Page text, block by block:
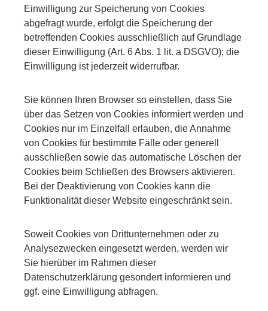
Einwilligung zur Speicherung von Cookies
abgefragt wurde, erfolgt die Speicherung der
betreffenden Cookies ausschließlich auf Grundlage
dieser Einwilligung (Art. 6 Abs. 1 lit. a DSGVO); die
Einwilligung ist jederzeit widerrufbar.
Sie können Ihren Browser so einstellen, dass Sie
über das Setzen von Cookies informiert werden und
Cookies nur im Einzelfall erlauben, die Annahme
von Cookies für bestimmte Fälle oder generell
ausschließen sowie das automatische Löschen der
Cookies beim Schließen des Browsers aktivieren.
Bei der Deaktivierung von Cookies kann die
Funktionalität dieser Website eingeschränkt sein.
Soweit Cookies von Drittunternehmen oder zu
Analysezwecken eingesetzt werden, werden wir
Sie hierüber im Rahmen dieser
Datenschutzerklärung gesondert informieren und
ggf. eine Einwilligung abfragen.